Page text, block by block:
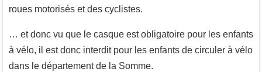
roues motorisés et des cyclistes.
… et donc vu que le casque est obligatoire pour les enfants
à vélo, il est donc interdit pour les enfants de circuler à vélo
dans le département de la Somme.